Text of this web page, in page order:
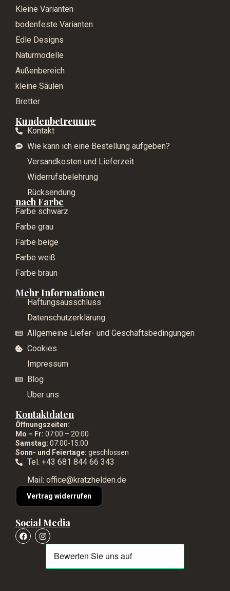
Kleine Varianten
bodenfeste Varianten
Edle Designs
Naturmodelle
Außenbereich
kleine Säulen
Bretter
Kundenbetreuung
Kontakt
Wie kann ich eine Bestellung aufgeben?
Versandkosten und Lieferzeit
Widerrufsbelehrung
Rücksendung
nach Farbe
Farbe schwarz
Farbe grau
Farbe beige
Farbe weiß
Farbe braun
Mehr Informationen
Haftungsausschluss
Datenschutzerklärung
Allgemeine Liefer- und Geschäftsbedingungen
Cookies
Impressum
Blog
Über uns
Kontaktdaten
Öffnungszeiten:
Mo – Fr: 07:00 – 20:00
Samstag: 07:00-15:00
Sonn- und Feiertage: geschlossen
Tel. +43 681 844 66 343
Mail: office@kratzhelden.de
Vertrag widerrufen
Social Media